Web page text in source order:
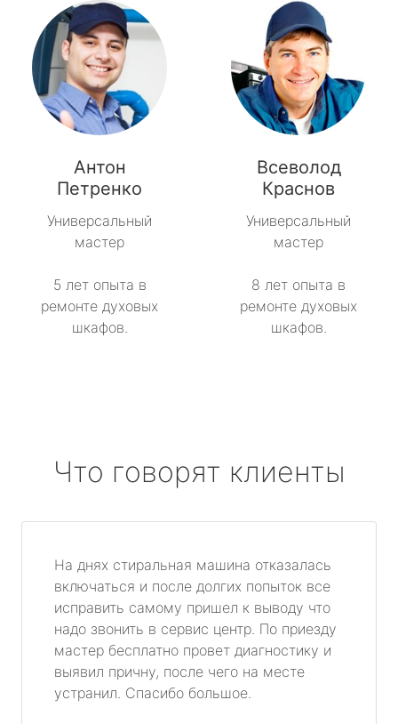
Антон
Петренко
Универсальный
мастер
5 лет опыта в
ремонте духовых
шкафов.
Всеволод
Краснов
Универсальный
мастер
8 лет опыта в
ремонте духовых
шкафов.
Что говорят клиенты
На днях стиральная машина отказалась
включаться и после долгих попыток все
исправить самому пришел к выводу что
надо звонить в сервис центр. По приезду
мастер бесплатно провет диагностику и
выявил причну, после чего на месте
устранил. Спасибо большое.